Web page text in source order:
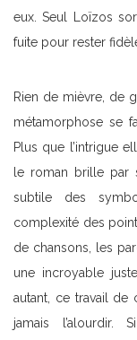
eux. Seul Loïzos
fuite pour rester
Rien de mièvre, de
métamorphose se
Plus que l’intrigue
le roman brille par
subtile des
complexité des
de chansons, les
une incroyable
autant, ce travail
jamais l’alourdir.